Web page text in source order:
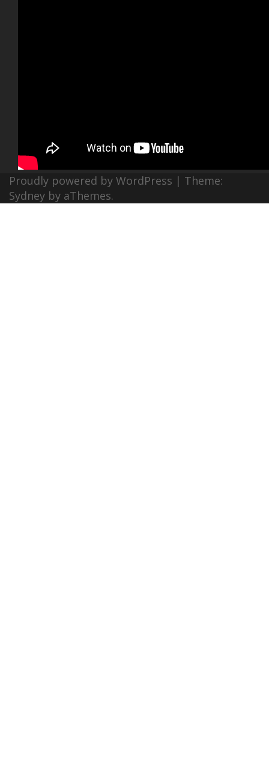
Proudly powered by WordPress | Theme:
Sydney by aThemes.